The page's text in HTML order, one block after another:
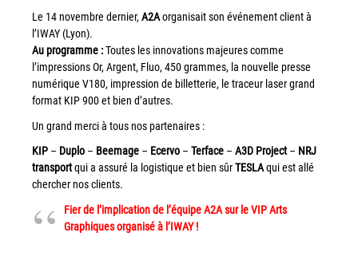
Partage de fichiers et collaboration en mode sécurisé
Xerox® DocuShare®
Workplace Solutions
Workflow Central
Simplifiez la gestion RH de votre entreprise avec un logiciel
tout-en-un
Gammes d’équipements et services d’impression
Matériel
Imprimantes de bureau
Le 14 novembre dernier,A2Aorganisait son événement client à
l’IWAY (Lyon).
Au programme :Toutes les innovations majeures comme
l’impressions Or, Argent, Fluo, 450 grammes, la nouvelle presse
numérique V180, impression de billetterie, le traceur laser grand
format KIP 900 et bien d’autres.
Un grand merci à tous nos partenaires :
KIP – Duplo – Beemage – Ecervo – Terface – A3D Project– NRJ
transportqui a assuré la logistique et bien sûrTESLAqui est allé
chercher nos clients.
Fier de l’implication de l’équipe A2A sur le VIP Arts
Graphiques organisé à l’IWAY !